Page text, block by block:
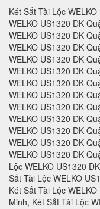
Két Sắt Tài Lộc WELKO US1320 DK Hồ Chí Minh, Két Sắt Tài Lộc WELKO US1320 DK Quận 1 Tại Hồ Chí Minh, Két Sắt Tài Lộc WELKO US1320 DK Quận 2 Tại Hồ Chí Minh, Két Sắt Tài Lộc WELKO US1320 DK Quận 3 Tại Hồ Chí Minh, Két Sắt Tài Lộc WELKO US1320 DK Quận 4 Tại Hồ Chí Minh, Két Sắt Tài Lộc WELKO US1320 DK Quận 5 Tại Hồ Chí Minh, Két Sắt Tài Lộc WELKO US1320 DK Quận 6 Tại Hồ Chí Minh, Két Sắt Tài Lộc WELKO US1320 DK Quận 7 Tại Hồ Chí Minh, Két Sắt Tài Lộc WELKO US1320 DK Quận 9 Tại Hồ Chí Minh, Két Sắt Tài Lộc WELKO US1320 DK Quận 10 Tại Hồ Chí Minh, Két Sắt Tài Lộc WELKO US1320 DK Quận 11 Tại Hồ Chí Minh, Két Sắt Tài Lộc WELKO US1320 DK Quận 12 Tại Hồ Chí Minh, Két Sắt Tài Lộc WELKO US1320 DK Quận Thủ Đức Tại Hồ Chí Minh, Két Sắt Tài Lộc WELKO US1320 DK Quận Bình Thạnh Tại Hồ Chí Minh, Két Sắt Tài Lộc WELKO US1320 DK Quận Gò Vấp Tại Hồ Chí Minh, Két Sắt Tài Lộc WELKO US1320 DK Quận Phú Nhuận Tại Hồ Chí Minh, Két Sắt Tài Lộc WELKO US1320 DK Quận Tân Phú Tại Hồ Chí Minh, Két Sắt Tài Lộc WELKO US1320 DK Quận Bình Tân Tại Hồ Chí Minh, Két Sắt Tài Lộc WELKO US1320 DK Quận Tân Bình Tại Hồ Chí Minh, Két Sắt Tài Lộc WELKO US1320 DK Hà Nội, Két Sắt Tài Lộc WELKO US1320 DK Quận Ba Đình Hà Nội, Két Sắt Tài Lộc WELKO US1320 DK Quận Hoàn Kiếm Hà Nội, Két Sắt Tài Lộc WELKO US1320 DK Quận Hai Bà Trưng Hà Nội, Két Sắt Tài Lộc WELKO US1320 DK Quận Đống Đa Hà Nội, Két Sắt Tài Lộc WELKO US1320 DK Quận Tây Hồ Hà Nội, Két Sắt Tài Lộc WELKO US1320 DK Quận Đống Đa Hà Nội, Két Sắt Tài Lộc WELKO US1320 DK Quận Thanh Xuân Hà Nội, Két Sắt Tài Lộc WELKO US1320 DK Quận Hoàng Mai Hà Nội, Két Sắt Tài Lộc WELKO US1320 DK Quận Long Biên Hà Nội, Két Sắt Tài Lộc WELKO US1320 DK Quận Đống Đa Hà Nội, Két Sắt Tài Lộc WELKO US1320 DK Huyện Thanh Trì Hà Nội, Két Sắt Tài Lộc WELKO US1320 DK Huyện Gia Lâm Hà Nội, Két Sắt Tài Lộc WELKO US1320 DK Huyện Đông Anh Hà Nội, Két Sắt Tài Lộc WELKO US1320 DK Huyện Sóc Sơn Hà Nội, Két Sắt Tài Lộc WELKO US1320 DK Quận Hà Đông Hà Nội, Két Sắt Tài Lộc WELKO US1320 DK Thị xã Sơn Tây Hà Nội, Két Sắt Tài Lộc WELKO US1320 DK Huyện Ba Vì Hà Nội, Két Sắt Tài Lộc WELKO US1320 DK Huyện Phúc Thọ Hà Nội, Két Sắt Tài Lộc WELKO US1320 DK Huyện Thạch Thất Hà Nội, Két Sắt Tài Lộc WELKO US1320 DK Huyện Quốc Oai Hà Nội, Két Sắt Tài Lộc WELKO US1320 DK Huyện Chương Mỹ Hà Nội, Két Sắt Tài Lộc WELKO US1320 DK Huyện Đan Phượng Hà Nội, Két Sắt Tài Lộc WELKO US1320 DK Huyện Hoài Đức Hà Nội, Két Sắt Tài Lộc WELKO US1320 DK Huyện Thanh Oai Hà Nội, Két Sắt Tài Lộc WELKO US1320 DK Huyện Mỹ Đức Hà Nội, Két Sắt Tài Lộc WELKO US1320 DK Huyện Ứng Hoà Hà Nội, Két Sắt Tài Lộc WELKO US1320 DK Huyện Thường Tín Hà Nội, Két Sắt Tài Lộc WELKO US1320 DK Huyện Phú Xuyên Hà Nội, Két Sắt Tài Lộc WELKO US1320 DK Huyện Mê Linh Hà Nội, Két Sắt Tài Lộc WELKO US1320 DK Quận Nam Từ Liên Hà Nội, Két Sắt Tài Lộc WELKO US1320 DK An Giang, Két Sắt Tài Lộc WELKO US1320 DK Thành phố Long Xuyên Tỉnh An Giang, Két Sắt Tài Lộc WELKO US1320 DK Thành phố Châu Đốc Tỉnh An Giang, Két Sắt Tài Lộc WELKO US1320 DK Huyện An Phú Tỉnh An Giang, Két Sắt Tài Lộc WELKO US1320 DK Thị xã Tân Châu, Két Sắt Tài Lộc WELKO US1320 DK Huyện Phú Tân, Két Sắt Tài Lộc WELKO US1320 DK Huyện Châu Phú, Két Sắt Tài Lộc WELKO US1320 DK Huyện Tịnh Biên, Két Sắt Tài Lộc WELKO US1320 DK Huyện Tri Tôn, Két Sắt Tài Lộc WELKO US1320 DK Huyện Châu Thành Tỉnh An Giang, Két Sắt Tài Lộc WELKO US1320 DK Huyện Chợ Mới Tỉnh An Giang, Két Sắt Tài Lộc WELKO US1320 DK Huyện Thoại Sơn Tỉnh An Giang, Két Sắt Tài Lộc WELKO US1320 DK Vũng Tàu, Két Sắt Tài Lộc